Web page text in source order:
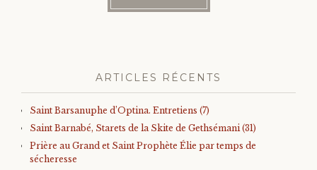
ARTICLES RÉCENTS
Saint Barsanuphe d’Optina. Entretiens (7)
Saint Barnabé, Starets de la Skite de Gethsémani (31)
Prière au Grand et Saint Prophète Élie par temps de
sécheresse